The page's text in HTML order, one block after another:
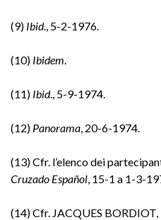
(9) Ibid., 5-2-1976.
(10) Ibidem
(11) Ibid., 5-9-1974.
(12) Panorama , 20-6-1974.
(13) Cfr. l’elenco dei
Cruzado Español , 15-1 a 1-3-
(14) Cfr. JACQUES BORDIOT,